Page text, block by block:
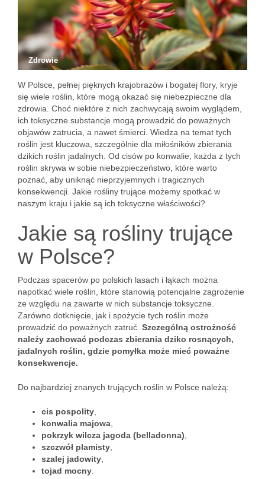
Zdrowie
W Polsce, pełnej pięknych krajobrazów i bogatej flory, kryje
się wiele roślin, które mogą okazać się niebezpieczne dla
zdrowia. Choć niektóre z nich zachwycają swoim wyglądem,
ich toksyczne substancje mogą prowadzić do poważnych
objawów zatrucia, a nawet śmierci. Wiedza na temat tych
roślin jest kluczowa, szczególnie dla miłośników zbierania
dzikich roślin jadalnych. Od cisów po konwalie, każda z tych
roślin skrywa w sobie niebezpieczeństwo, które warto
poznać, aby uniknąć nieprzyjemnych i tragicznych
konsekwencji. Jakie rośliny trujące możemy spotkać w
naszym kraju i jakie są ich toksyczne właściwości?
Jakie są rośliny trujące
w Polsce?
Podczas spacerów po polskich lasach i łąkach można
napotkać wiele roślin, które stanowią potencjalne zagrożenie
ze względu na zawarte w nich substancje toksyczne.
Zarówno dotknięcie, jak i spożycie tych roślin może
prowadzić do poważnych zatruć. Szczególną ostrożność
należy zachować podczas zbierania dziko rosnących,
jadalnych roślin, gdzie pomyłka może mieć poważne
konsekwencje.
Do najbardziej znanych trujących roślin w Polsce należą:
cis pospolity
konwalia majowa
pokrzyk wilcza jagoda (belladonna)
szczwół plamisty
szalej jadowity
tojad mocny